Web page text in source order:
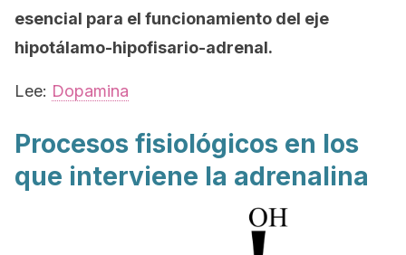
esencial para el funcionamiento del eje
hipotálamo-hipofisario-adrenal.
Lee: Dopamina
Procesos fisiológicos en los
que interviene la adrenalina